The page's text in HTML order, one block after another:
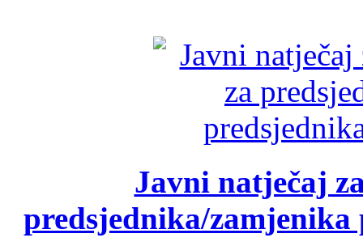
Javni natječaj
predsjednika/